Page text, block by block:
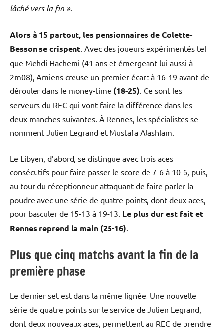
lâché vers la fin ».
Alors à 15 partout, les pensionnaires de Colette-
Besson se crispent. Avec des joueurs expérimentés tel
que Mehdi Hachemi (41 ans et émergeant lui aussi à
2m08), Amiens creuse un premier écart à 16-19 avant de
dérouler dans le money-time (18-25). Ce sont les
serveurs du REC qui vont faire la différence dans les
deux manches suivantes. À Rennes, les spécialistes se
nomment Julien Legrand et Mustafa Alashlam.
Le Libyen, d’abord, se distingue avec trois aces
consécutifs pour faire passer le score de 7-6 à 10-6, puis,
au tour du réceptionneur-attaquant de faire parler la
poudre avec une série de quatre points, dont deux aces,
pour basculer de 15-13 à 19-13. Le plus dur est fait et
Rennes reprend la main (25-16).
Plus que cinq matchs avant la fin de la
première phase
Le dernier set est dans la même lignée. Une nouvelle
série de quatre points sur le service de Julien Legrand,
dont deux nouveaux aces, permettent au REC de prendre